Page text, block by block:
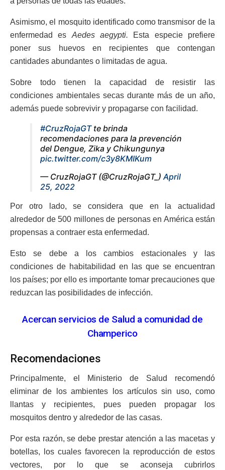
Asimismo, el mosquito identificado como transmisor de la
enfermedad es Aedes aegypti. Esta especie prefiere
poner sus huevos en recipientes que contengan
cantidades abundantes o limitadas de agua.
Sobre todo tienen la capacidad de resistir las
condiciones ambientales secas durante más de un año,
además puede sobrevivir y propagarse con facilidad.
#CruzRojaGTte brinda
recomendaciones para la prevención
del Dengue, Zika y Chikungunya
pic.twitter.com/c3y8KMIKum
— CruzRojaGT (@CruzRojaGT_)April
25, 2022
Por otro lado, se considera que en la actualidad
alrededor de 500 millones de personas en América están
propensas a contraer esta enfermedad.
Esto se debe a los cambios estacionales y las
condiciones de habitabilidad en las que se encuentran
los países; por ello es importante tomar precauciones que
reduzcan las posibilidades de infección.
Acercan servicios de Salud a comunidad de
Champerico
Recomendaciones
Principalmente, el Ministerio de Salud recomendó
eliminar de los ambientes los artículos sin uso, como
llantas y recipientes, pues pueden propagar los
mosquitos dentro y alrededor de las casas.
Por esta razón, se debe prestar atención a las macetas y
botellas, los cuales favorecen la reproducción de estos
vectores, por lo que se aconseja cubrirlos